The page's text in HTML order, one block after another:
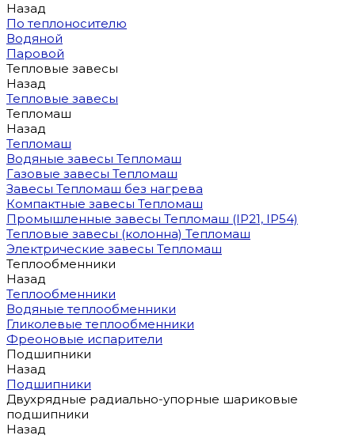
Назад
По теплоносителю
Водяной
Паровой
Тепловые завесы
Назад
Тепловые завесы
Тепломаш
Назад
Тепломаш
Водяные завесы Тепломаш
Газовые завесы Тепломаш
Завесы Тепломаш без нагрева
Компактные завесы Тепломаш
Промышленные завесы Тепломаш (IP21, IP54)
Тепловые завесы (колонна) Тепломаш
Электрические завесы Тепломаш
Теплообменники
Назад
Теплообменники
Водяные теплообменники
Гликолевые теплообменники
Фреоновые испарители
Подшипники
Назад
Подшипники
Двухрядные радиально-упорные шариковые
подшипники
Назад